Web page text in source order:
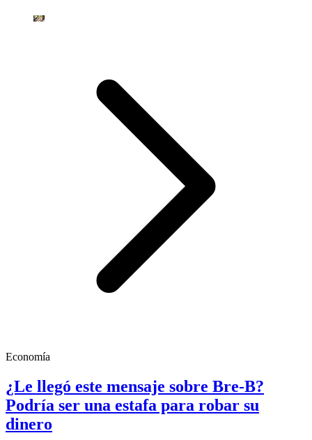
Economía
¿Le llegó este mensaje sobre Bre-B?
Podría ser una estafa para robar su
dinero